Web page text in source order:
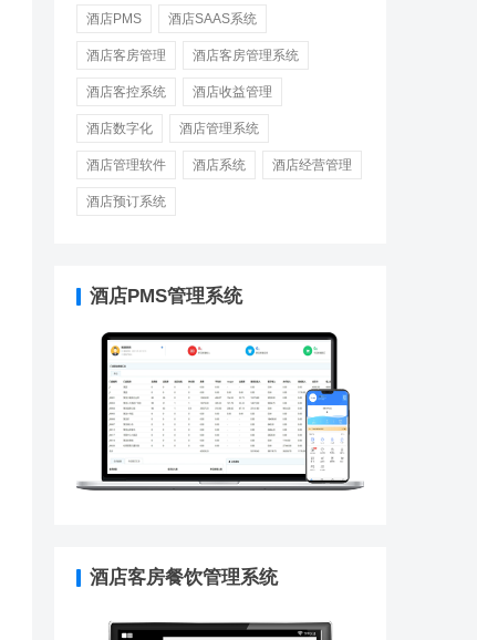
酒店PMS 酒店SAAS系统
酒店客房管理 酒店客房管理系统
酒店客控系统 酒店收益管理
酒店数字化 酒店管理系统
酒店管理软件 酒店系统 酒店经营管理
酒店预订系统
酒店PMS管理系统
酒店客房餐饮管理系统